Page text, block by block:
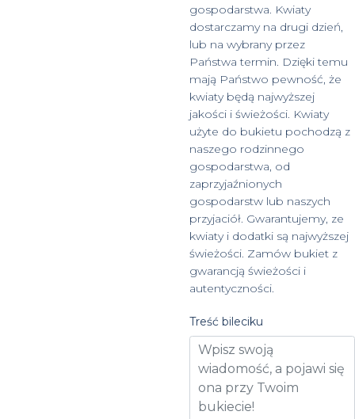
gospodarstwa. Kwiaty
dostarczamy na drugi dzień,
lub na wybrany przez
Państwa termin. Dzięki temu
mają Państwo pewność, że
kwiaty będą najwyższej
jakości i świeżości. Kwiaty
użyte do bukietu pochodzą z
naszego rodzinnego
gospodarstwa, od
zaprzyjaźnionych
gospodarstw lub naszych
przyjaciół. Gwarantujemy, ze
kwiaty i dodatki są najwyższej
świeżości. Zamów bukiet z
gwarancją świeżości i
autentyczności.
Treść bileciku